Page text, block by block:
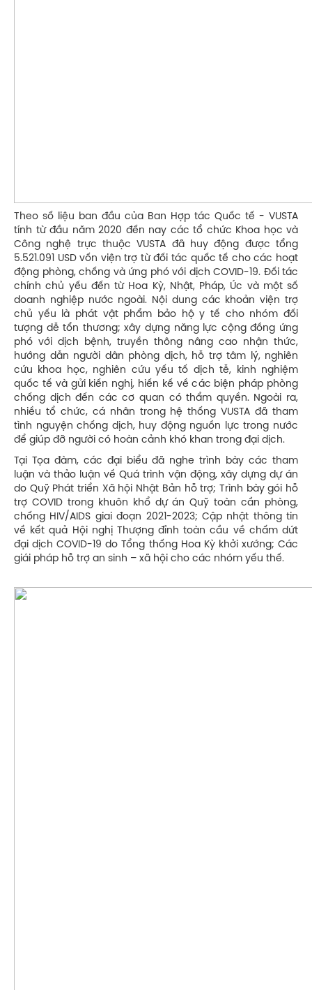
Theo số liệu ban đầu của Ban Hợp tác Quốc tế - VUSTA
tính từ đầu năm 2020 đến nay các tổ chức Khoa học và
Công nghệ trực thuộc VUSTA đã huy động được tổng
5.521.091 USD vốn viện trợ từ đối tác quốc tế cho các hoạt
động phòng, chống và ứng phó với dịch COVID-19. Đối tác
chính chủ yếu đến từ Hoa Kỳ, Nhật, Pháp, Úc và một số
doanh nghiệp nước ngoài. Nội dung các khoản viện trợ
chủ yếu là phát vật phẩm bảo hộ y tế cho nhóm đối
tượng dễ tổn thương; xây dựng năng lực cộng đồng ứng
phó với dịch bệnh, truyền thông nâng cao nhận thức,
hướng dẫn người dân phòng dịch, hỗ trợ tâm lý, nghiên
cứu khoa học, nghiên cứu yếu tố dịch tễ, kinh nghiệm
quốc tế và gửi kiến nghị, hiến kế về các biện pháp phòng
chống dịch đến các cơ quan có thẩm quyền. Ngoài ra,
nhiều tổ chức, cá nhân trong hệ thống VUSTA đã tham
tình nguyện chống dịch, huy động nguồn lực trong nước
để giúp đỡ người có hoàn cảnh khó khan trong đại dịch.
Tại Tọa đàm, các đại biểu đã nghe trình bày các tham
luận và thảo luận về Quá trình vận động, xây dựng dự án
do Quỹ Phát triển Xã hội Nhật Bản hỗ trợ; Trình bày gói hỗ
trợ COVID trong khuôn khổ dự án Quỹ toàn cần phòng,
chống HIV/AIDS giai đoạn 2021-2023; Cập nhật thông tin
về kết quả Hội nghị Thượng đỉnh toàn cầu về chấm dứt
đại dịch COVID-19 do Tổng thống Hoa Kỳ khởi xướng; Các
giái pháp hỗ trợ an sinh – xã hội cho các nhóm yếu thế.